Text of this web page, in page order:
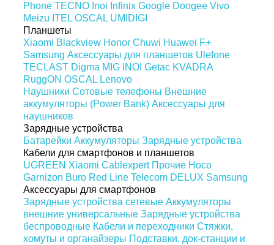
Phone TECNO Inoi Infinix Google Doogee Vivo
Meizu ITEL OSCAL UMIDIGI
Планшеты
Xiaomi Blackview Honor Chuwi Huawei F+
Samsung Аксессуары для планшетов Ulefone
TECLAST Digma MIG INOI Getac KVADRA
RuggON OSCAL Lenovo
Наушники Сотовые телефоны Внешние
аккумуляторы (Power Bank) Аксессуары для
наушников
Зарядные устройства
Батарейки Аккумуляторы Зарядные устройства
Кабели для смартфонов и планшетов
UGREEN Xiaomi Cablexpert Прочие Hoco
Garnizon Buro Red Line Telecom DELUX Samsung
Аксессуары для смартфонов
Зарядные устройства сетевые Аккумуляторы
внешние универсальные Зарядные устройства
беспроводные Кабели и переходники Стяжки,
хомуты и органайзеры Подставки, док-станции и